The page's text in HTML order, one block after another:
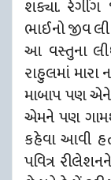
શક્યા. રેગીંગ
ભાઈનો જીવ
આ વસ્તુના
રાહુલમાં મારા
માબાપ પણ
એમને પણ
કહેવા આવી
પવિત્ર